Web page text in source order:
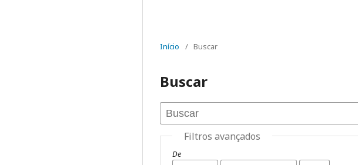
Início / Buscar
Buscar
Filtros avançados
De